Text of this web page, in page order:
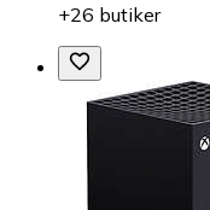
+26 butiker